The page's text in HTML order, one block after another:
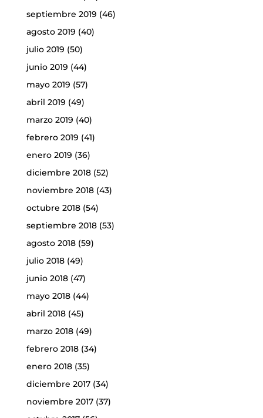
septiembre 2019 (46)
agosto 2019 (40)
julio 2019 (50)
junio 2019 (44)
mayo 2019 (57)
abril 2019 (49)
marzo 2019 (40)
febrero 2019 (41)
enero 2019 (36)
diciembre 2018(52)
noviembre 2018(43)
octubre 2018(54)
septiembre 2018(53)
agosto 2018(59)
julio 2018(49)
junio 2018(47)
mayo 2018(44)
abril 2018(45)
marzo 2018(49)
febrero 2018(34)
enero 2018(35)
diciembre 2017(34)
noviembre 2017(37)